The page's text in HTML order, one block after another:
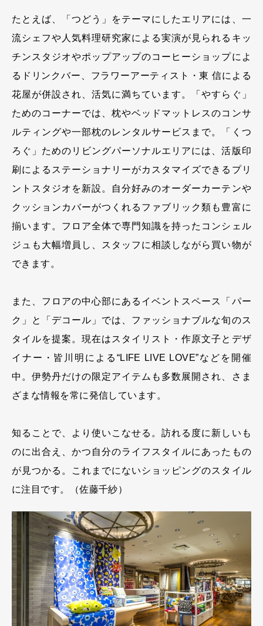
たとえば、「つどう」をテーマにしたエリアには、一
流シェフや人気料理研究家による実演が見られるキッ
チンスタジオやポップアップのコーヒーショップによ
るドリンクバー、フラワーアーティスト・東 信による
花屋が併設され、活気に満ちています。「やすらぐ」
ためのコーナーでは、枕やベッドマットレスのコンサ
ルティングや一部枕のレンタルサービスまで。「くつ
ろぐ」ためのリビングパーソナルエリアには、活版印
刷によるステーショナリーがカスタマイズできるプリ
ントスタジオを新設。自分好みのオーダーカーテンや
クッションカバーがつくれるファブリック類も豊富に
揃います。フロア全体で専門知識を持ったコンシェル
ジュも大幅増員し、スタッフに相談しながら買い物が
できます。
また、フロアの中心部にあるイベントスペース「パー
ク」と「デコール」では、ファッショナブルな旬のス
タイルを提案。現在はスタイリスト・作原文子とデザ
イナー・皆川明による“LIFE LIVE LOVE”などを開催
中。伊勢丹だけの限定アイテムも多数展開され、さま
ざまな情報を常に発信しています。
知ることで、より使いこなせる。訪れる度に新しいも
のに出合え、かつ自分のライフスタイルにあったもの
が見つかる。これまでにないショッピングのスタイル
に注目です。（佐藤千紗）